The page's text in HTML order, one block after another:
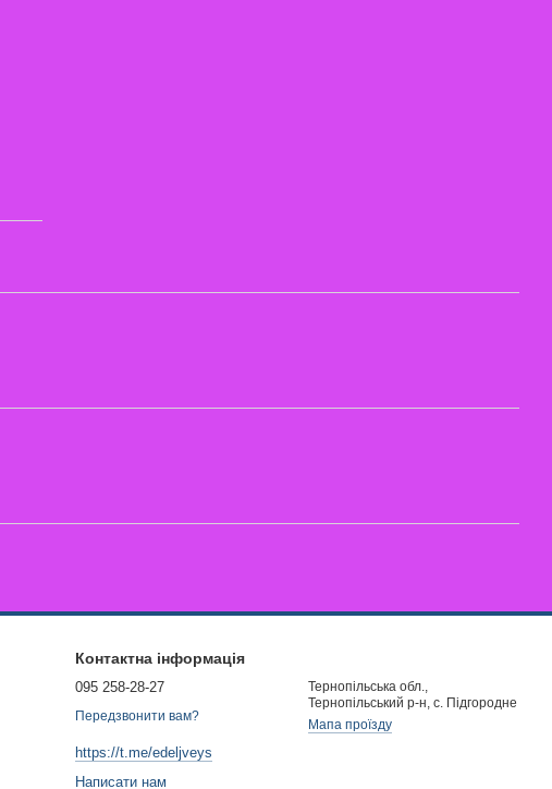
Контактна інформація
095 258-28-27
Передзвонити вам?
https://t.me/edeljveys
Написати нам
Тернопільська обл.,
Тернопільський р-н, с. Підгородне
Мапа проїзду